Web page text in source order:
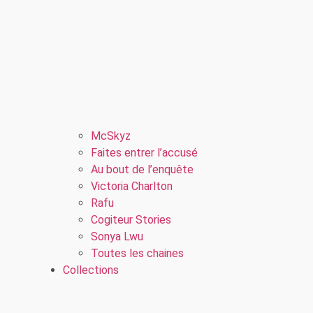
McSkyz
Faites entrer l’accusé
Au bout de l’enquête
Victoria Charlton
Rafu
Cogiteur Stories
Sonya Lwu
Toutes les chaines
Collections